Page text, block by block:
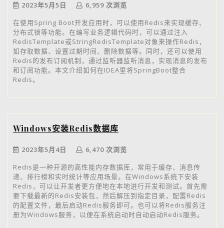
2023年5月5日
6,959 次浏览
在使用Spring Boot开发应用时，可以使用Redis来实现缓存、
分布式锁等功能。在编写业务逻辑代码时，可以通过注入
RedisTemplate或StringRedisTemplate对象来操作Redis，
如存取数据、设置过期时间、删除数据等。同时，还可以使用
Redis的发布订阅机制，通过监听器监听消息，实现消息的发布
和订阅功能。本文介绍如何在IDEA里将SpringBoot整合
Redis。
Windows安装Redis数据库
2023年5月4日
6,470 次浏览
Redis是一种开源的高性能内存数据库，常用于缓存、消息传
递、排行榜和实时统计等应用场景。在Windows系统下安装
Redis，可以让开发者更方便地在本地进行开发和测试。首先需
要下载最新的Redis安装包，然后解压到指定目录，配置Redis
的配置文件，最后启动Redis服务即可。也可以将Redis服务注
册为Windows服务，以便在系统启动时自动启动Redis服务。